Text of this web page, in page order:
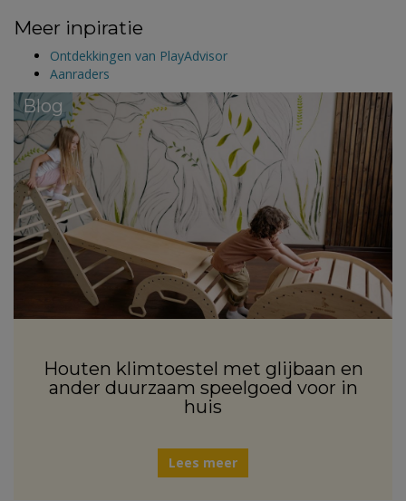
Meer inpiratie
Ontdekkingen van PlayAdvisor
Aanraders
Blog
Houten klimtoestel met glijbaan en
ander duurzaam speelgoed voor in
huis
Lees meer